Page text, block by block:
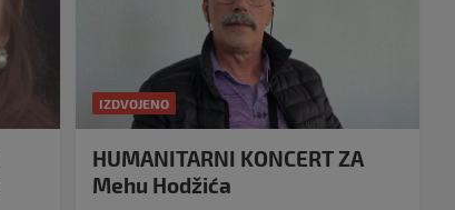
IZDVOJENO
HUMANITARNI KONCERT ZA
Mehu Hodžića